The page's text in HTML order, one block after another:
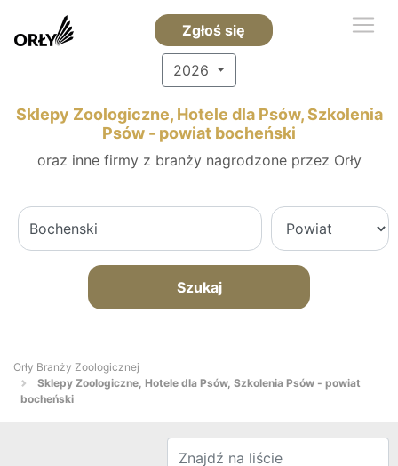
Zgłoś się
2026
Sklepy Zoologiczne, Hotele dla Psów, Szkolenia
Psów - powiat bocheński
oraz inne firmy z branży nagrodzone przez Orły
Szukaj
Orły Branży Zoologicznej
Sklepy Zoologiczne, Hotele dla Psów, Szkolenia Psów - powiat
bocheński